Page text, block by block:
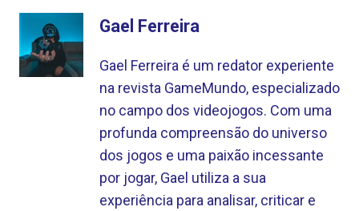
Gael Ferreira
Gael Ferreira é um redator experiente
na revista GameMundo, especializado
no campo dos videojogos. Com uma
profunda compreensão do universo
dos jogos e uma paixão incessante
por jogar, Gael utiliza a sua
experiência para analisar, criticar e